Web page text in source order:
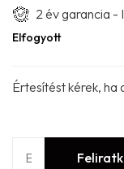
2 év garancia -
Elfogyott
Értesítést kérek, ha